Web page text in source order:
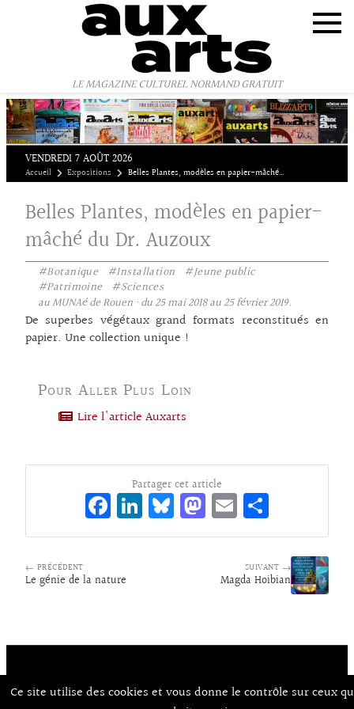
LE MAGAZINE CULTUREL NORMAND GRATUIT
VENDREDI 7 AOÛT 2026
Accueil Expositions Belles Plantes, modèles en papier-mâché du Dr. Auzoux
Belles Plantes, modèles en papier-
mâché du Dr. Auzoux
#Botanique #Installation
#Jeune public
#Patrimoine
#Sciences
au MUNAé de Rouen · du 25 mai 2018 au 25 février 2019.
De superbes végétaux grand formats reconstitués en
papier. Une collection unique !
Pour Aller Plus Loin
Lire l'article Auxarts
Partager cet article
Fa
ce
o
Li
n
Bl
ue
M
as
d
E
m
ai
l
rt
ag
er
← PRÉCÉDENT
Le génie de la nature
SUIVANT →
Magda Hoibian
Contact
À Propos d’Aux Arts
Panneau de gestion des cookies
Ce site utilise des cookies et vous donne le contrôle sur ceux